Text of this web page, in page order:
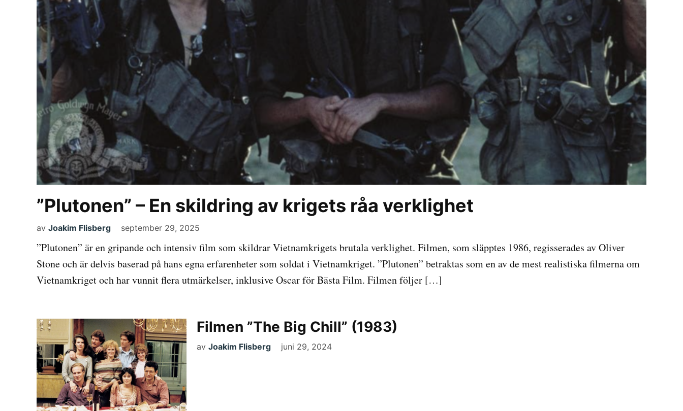
”Plutonen” – En skildring av krigets råa verklighet
av Joakim Flisberg september 29, 2025
”Plutonen” är en gripande och intensiv film som skildrar Vietnamkrigets brutala verklighet. Filmen, som släpptes 1986, regisserades av Oliver
Stone och är delvis baserad på hans egna erfarenheter som soldat i Vietnamkriget. ”Plutonen” betraktas som en av de mest realistiska filmerna om
Vietnamkriget och har vunnit flera utmärkelser, inklusive Oscar för Bästa Film. Filmen följer […]
Filmen ”The Big Chill” (1983)
av Joakim Flisberg juni 29, 2024